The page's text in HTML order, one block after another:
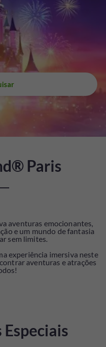
Paris
aventuras emocionantes,
e um mundo de fantasia
sem limites.
experiência imersiva neste
aventuras e atrações